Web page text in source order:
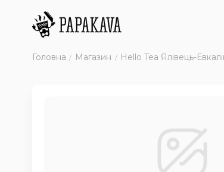
Головна Магазин Hello Tea Ялівець-